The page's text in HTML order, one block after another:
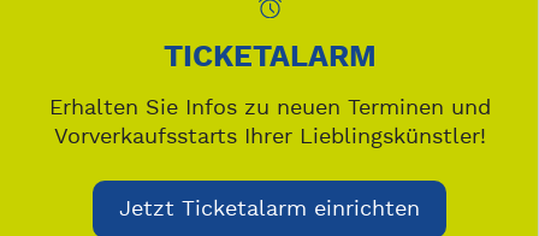
TICKETALARM
Erhalten Sie Infos zu neuen Terminen und
Vorverkaufsstarts Ihrer Lieblingskünstler!
Jetzt Ticketalarm einrichten